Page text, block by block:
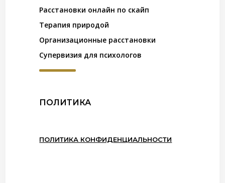
Расстановки онлайн по скайп
Терапия природой
Организационные расстановки
Супервизия для психологов
ПОЛИТИКА
ПОЛИТИКА КОНФИДЕНЦИАЛЬНОСТИ